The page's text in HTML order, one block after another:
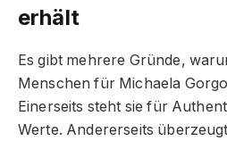
erhält
Es gibt mehrere Gründe,
Menschen für Michaela
Einerseits steht sie für
Werte. Andererseits